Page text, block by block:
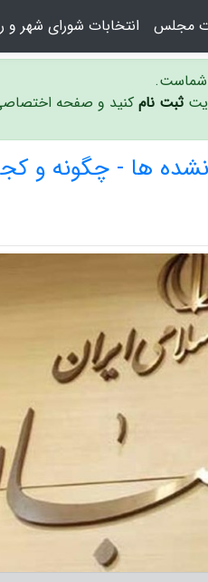
مجلس انتخابات شورای شهر و
شماست.
ثبت نامکنید و صفحه
ها - چگونه و